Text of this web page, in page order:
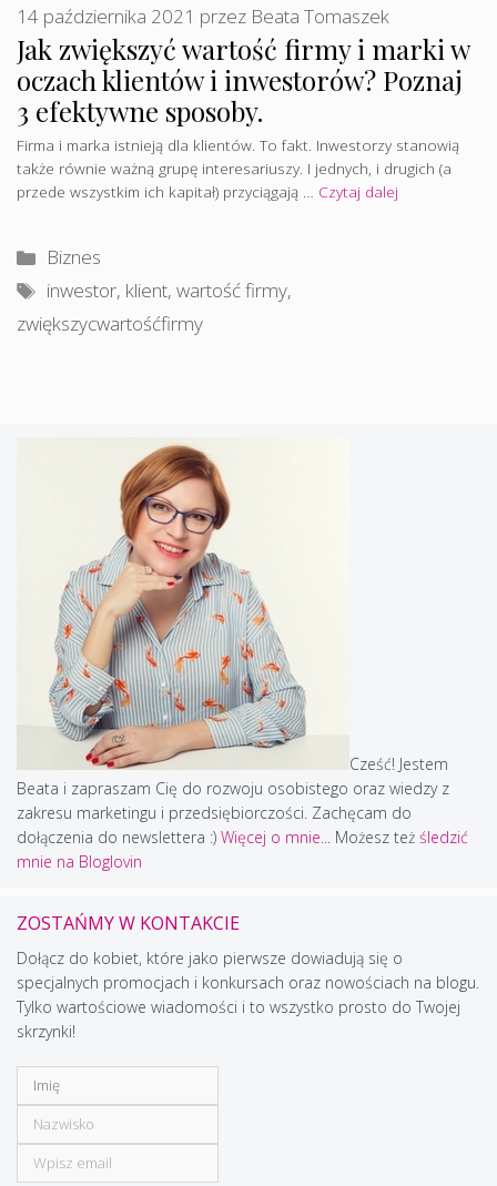
Jak zwiększyć wartość firmy i marki w
oczach klientów i inwestorów? Poznaj
3 efektywne sposoby.
14 października 2021 przez Beata Tomaszek
Firma i marka istnieją dla klientów. To fakt. Inwestorzy stanowią
także równie ważną grupę interesariuszy. I jednych, i drugich (a
przede wszystkim ich kapitał) przyciągają … Czytaj dalej
Kategorie
Biznes
Tagi
inwestor, klient,wartość firmy,
zwiększycwartośćfirmy
Cześć! Jestem
Beata i zapraszam Cię do rozwoju osobistego oraz wiedzy z
zakresu marketingu i przedsiębiorczości. Zachęcam do
dołączenia do newslettera :) Więcej o mnie... Możesz też śledzić
mnie na Bloglovin
ZOSTAŃMY W KONTAKCIE
Dołącz do kobiet, które jako pierwsze dowiadują się o
specjalnych promocjach i konkursach oraz nowościach na blogu.
Tylko wartościowe wiadomości i to wszystko prosto do Twojej
skrzynki!